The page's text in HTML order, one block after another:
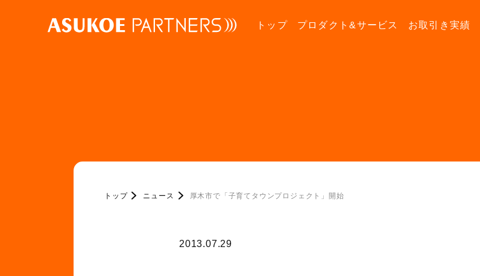
トップ プロダクト&サービス お取引き実績
トップ ニュース 厚木市で「子育てタウンプロジェクト」開始
2013.07.29